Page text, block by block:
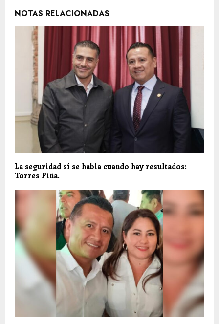
NOTAS RELACIONADAS
La seguridad sí se habla cuando hay resultados:
Torres Piña.